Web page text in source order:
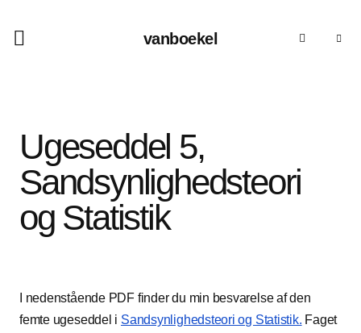
vanboekel
Ugeseddel 5,
Sandsynlighedsteori
og Statistik
I nedenstående PDF finder du min besvarelse af den
femte ugeseddel i Sandsynlighedsteori og Statistik. Faget